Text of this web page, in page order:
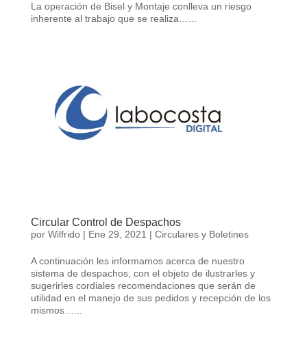
La operación de Bisel y Montaje conlleva un riesgo
inherente al trabajo que se realiza…...
Circular Control de Despachos
por Wilfrido| Ene 29, 2021 | Circulares y Boletines
A continuación les informamos acerca de nuestro
sistema de despachos, con el objeto de ilustrarles y
sugerirles cordiales recomendaciones que serán de
utilidad en el manejo de sus pedidos y recepción de los
mismos…...